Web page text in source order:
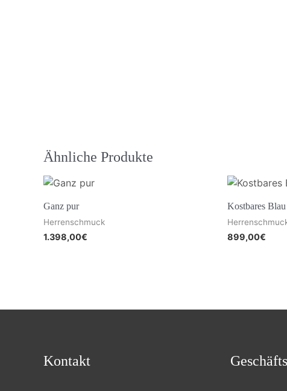
Ähnliche Produkte
Ganz pur
Herrenschmuck
1.398,00€
Kostbares Blau
899,00€
Kontakt